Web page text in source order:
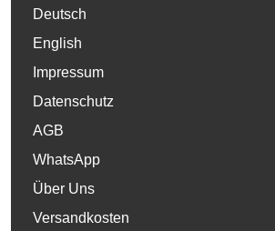
Deutsch
English
Impressum
Datenschutz
AGB
WhatsApp
Über Uns
Versandkosten